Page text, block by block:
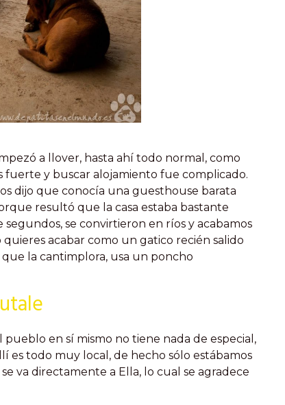
a llover, hasta ahí todo normal, como
fuerte y buscar alojamiento fue complicado.
dijo que conocía una guesthouse barata
resultó que la casa estaba bastante
se convirtieron en ríos y acabamos
acabar como un gatico recién salido
la cantimplora, usa un poncho
en sí mismo no tiene nada de especial,
es todo muy local, de hecho sólo estábamos
va directamente a Ella, lo cual se agradece